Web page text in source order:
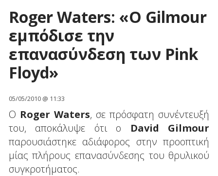
Roger Waters: «Ο Gilmour
εμπόδισε την
επανασύνδεση των Pink
Floyd»
05/05/2010 @ 11:33
Ο Roger Waters, σε πρόσφατη συνέντευξή
του, αποκάλυψε ότι ο David Gilmour
παρουσιάστηκε αδιάφορος στην προοπτική
μίας πλήρους επανασύνδεσης του θρυλικού
συγκροτήματος.